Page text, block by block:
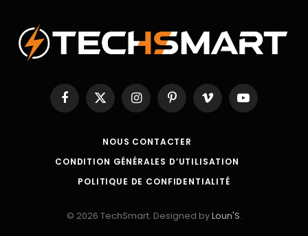
Facebook
X
(Twitter)
InstagramPinterestVimeo YouTube
NOUS CONTACTER
CONDITION GÉNÉRALES D’UTILISATION
POLITIQUE DE CONFIDENTIALITÉ
© 2026 TechSmart. Designed byLoun'S.